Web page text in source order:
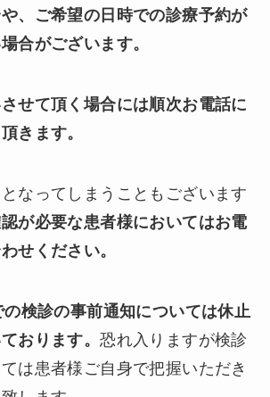
、ご希望の日時での診療予約が
合がございます。
せて頂く場合には順次お電話に
きます。
なってしまうこともございます
が必要な患者様においてはお電
せください。
の検診の事前通知については休止
おります。恐れ入りますが検診
は患者様ご自身で把握いただき